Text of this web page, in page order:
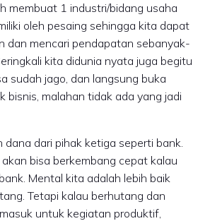
membuat 1 industri/bidang usaha
oleh pesaing sehingga kita dapat
dan mencari pendapatan sebanyak-
kita didunia nyata juga begitu
sudah jago, dan langsung buka
bisnis, malahan tidak ada yang jadi
dana dari pihak ketiga seperti bank.
bisa berkembang cepat kalau
Mental kita adalah lebih baik
Tetapi kalau berhutang dan
untuk kegiatan produktif,